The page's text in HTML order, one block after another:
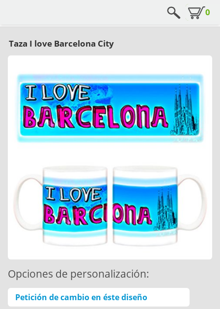
0
Taza I love Barcelona City
Opciones de personalización:
Petición de cambio en éste diseño